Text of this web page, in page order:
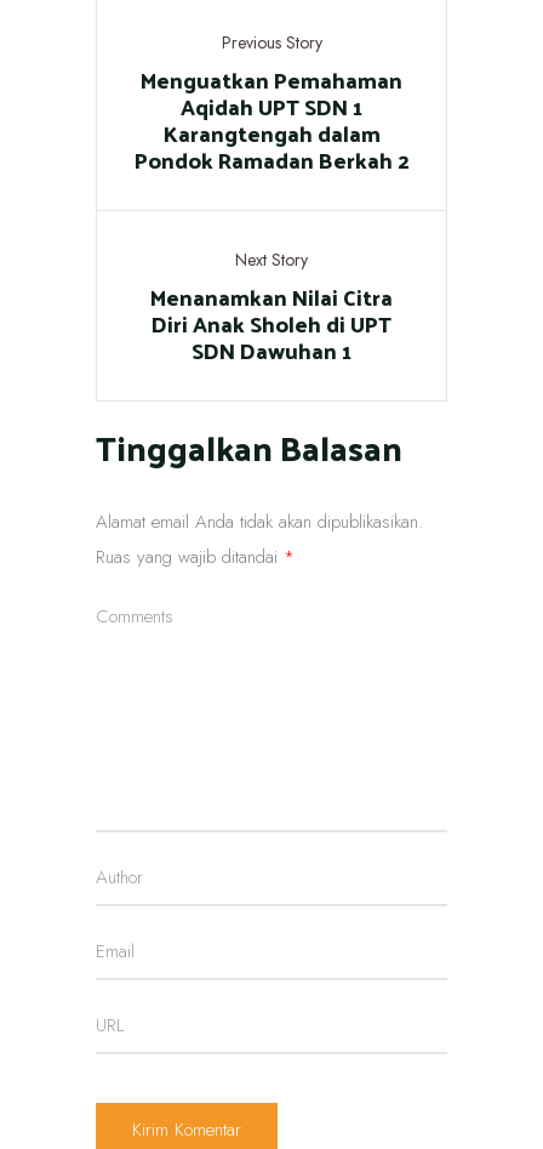
Previous Story
Menguatkan Pemahaman
Aqidah UPT SDN 1
Karangtengah dalam
Pondok Ramadan Berkah 2
Next Story
Menanamkan Nilai Citra
Diri Anak Sholeh di UPT
SDN Dawuhan 1
Tinggalkan Balasan
Alamat email Anda tidak akan dipublikasikan.
Ruas yang wajib ditandai *